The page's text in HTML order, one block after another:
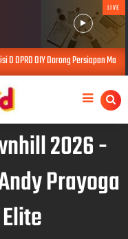
LIVE
DPRD DIY Dorong Persiapan
2026 -
Prayoga